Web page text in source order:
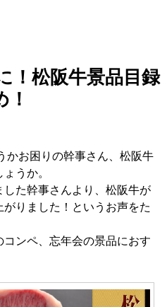
！松阪牛景品目録
かお困りの幹事さん、松阪牛
うか。
た幹事さんより、松阪牛が
りました！というお声をた
ンペ、忘年会の景品におす